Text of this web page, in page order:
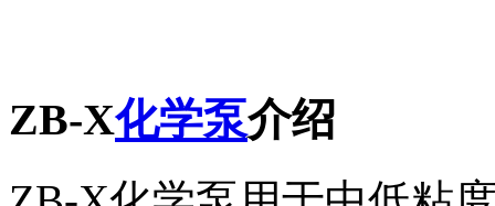
ZB-X化学泵介绍